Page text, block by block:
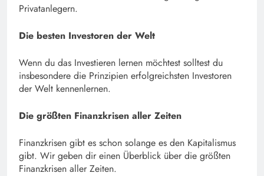
Privatanlegern.
Die besten Investoren der Welt
Wenn du das Investieren lernen möchtest solltest du
insbesondere die Prinzipien erfolgreichsten Investoren
der Welt kennenlernen.
Die größten Finanzkrisen aller Zeiten
Finanzkrisen gibt es schon solange es den Kapitalismus
gibt. Wir geben dir einen Überblick über die größten
Finanzkrisen aller Zeiten.